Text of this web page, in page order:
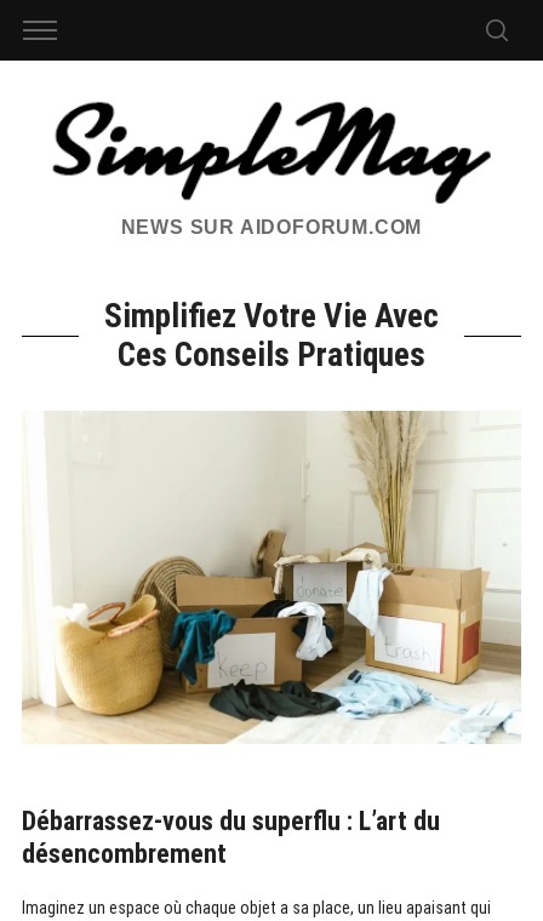
NEWS SUR AIDOFORUM.COM
Simplifiez Votre Vie Avec
Ces Conseils Pratiques
Débarrassez-vous du superflu : L’art du
désencombrement
Imaginez un espace où chaque objet a sa place, un lieu apaisant qui